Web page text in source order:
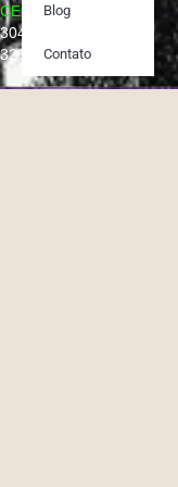
Blog
Contato
CEP:
30431-
320